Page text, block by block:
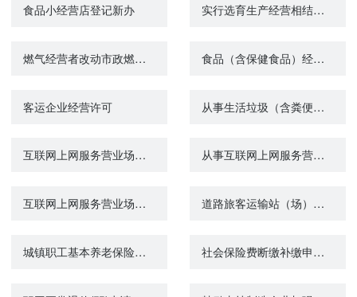
食品小经营店登记新办 实行选育生产经营相结合、有效区域为全国的种子生产经营许可证核发
燃气经营者改动市政燃气设施审批 食品（含保健食品）经营许可注销
客运企业经营许可 从事生活垃圾（含粪便）经营性清扫、收集、运输、处理服务审批
互联网上网服务营业场所从事经营活动的注销 从事互联网上网服务营业场所经营活动的审批
互联网上网服务营业场所从事经营活动的变更 道路旅客运输站（场）经营许可
城镇职工基本养老保险与城乡居民基本养老保险制度衔接申请 社会保险费断缴补缴申报（城镇企业职工基本养老保险）